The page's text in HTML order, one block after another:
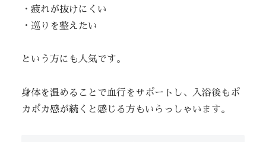
・疲れが抜けにくい
・巡りを整えたい
という方にも人気です。
身体を温めることで血行をサポートし、入浴後もポ
カポカ感が続くと感じる方もいらっしゃいます。